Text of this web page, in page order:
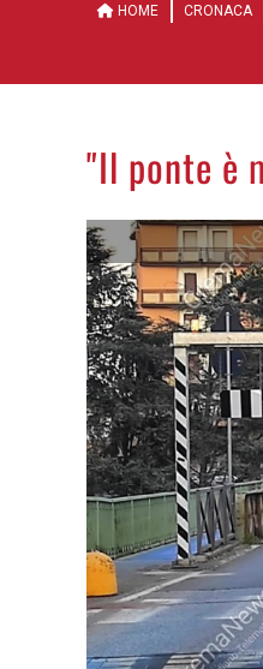
HOME CRONACA
"Il ponte è